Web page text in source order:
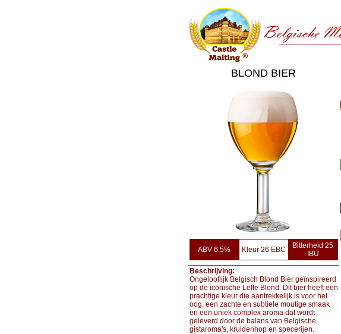
BLOND BIER
ABV 6.5% Kleur 26 EBC
Bitterheid 25
IBU
Beschrijving:
Ongelooflijk Belgisch Blond Bier geïnspireerd
op de iconische Leffe Blond. Dit bier heeft een
prachtige kleur die aantrekkelijk is voor het
oog, een zachte en subtiele moutige smaak
en een uniek complex aroma dat wordt
geleverd door de balans van Belgische
gistaroma's, kruidenhop en specerijen.